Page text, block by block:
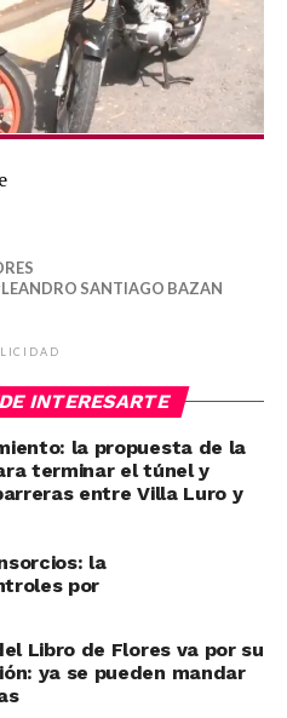
LEANDRO SANTIAGO BAZAN
INTERESARTE
la propuesta de la
terminar el túnel y
entre Villa Luro y
la
por
Libro de Flores va por su
ya se pueden mandar